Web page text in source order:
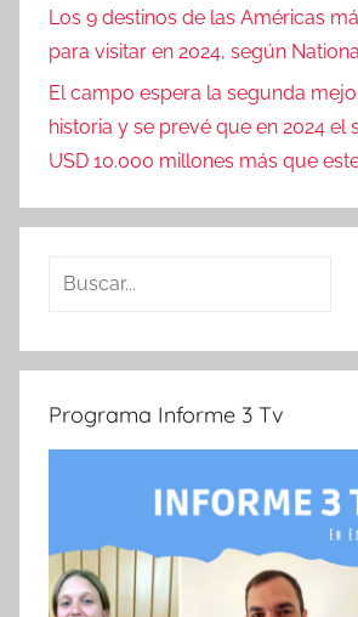
Los 9 destinos de las Américas
para visitar en 2024, según
El campo espera la segunda
historia y se prevé que en 2024 el
USD 10.000 millones más que
Buscar:
Programa Informe 3 Tv